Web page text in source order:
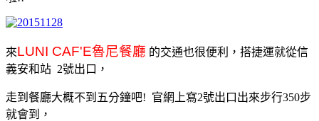
來LUNI CAF'E魯尼餐廳 的交通也很便利
，搭捷運就從信
義安和站 2號出口 ，
走到餐廳大概不到五分鐘吧! 官網上寫2號出口出來步行350步
就會到，